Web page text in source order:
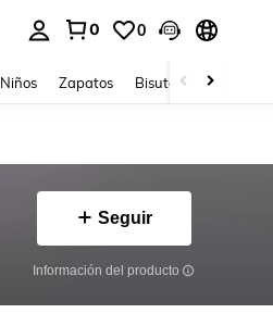
0 0
Niños Zapatos Bisutería Y
Seguir
Información del producto